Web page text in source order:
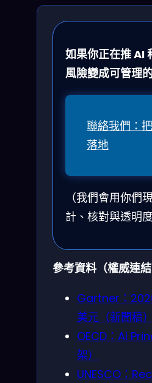
如果你正在推 AI
風險變成可管理
聯絡我們：
落地
（我們會用你們
計、核對與透明
參考資料（權威連結
Gartner：
美元（新聞稿）
OECD：AI
架）
UNESCO：